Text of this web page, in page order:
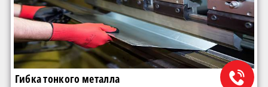
Гибка тонкого металла